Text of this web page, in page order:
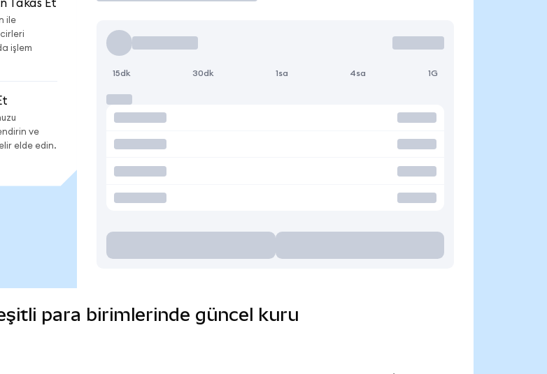
Takas Et
ile
işlem
ve
elde edin.
15dk 30dk 1sa 4sa 1G
para birimlerinde güncel kuru